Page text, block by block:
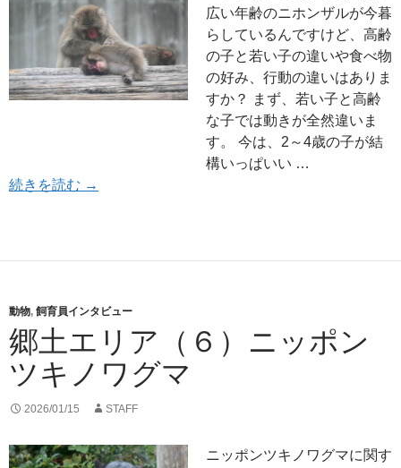
広い年齢のニホンザルが今暮
らしているんですけど、高齢
の子と若い子の違いや食べ物
の好み、行動の違いはありま
すか？ まず、若い子と高齢
な子では動きが全然違いま
す。 今は、2～4歳の子が結
構いっぱいい …
続きを読む 郷土エリア（７）ニホンザル
→
動物, 飼育員インタビュー
郷土エリア（６）ニッポン
ツキノワグマ
2026/01/15 STAFF
ニッポンツキノワグマに関す